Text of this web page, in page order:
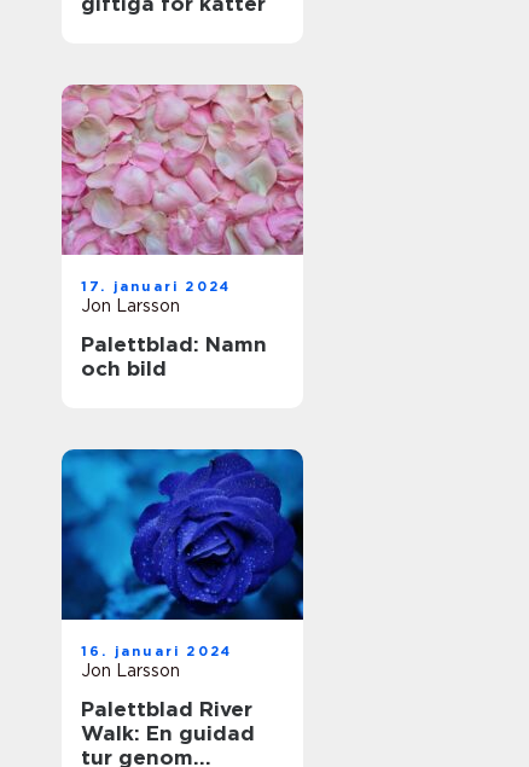
17. januari 2024
Jon Larsson
Palettblad: Namn
och bild
16. januari 2024
Jon Larsson
Palettblad River
Walk: En guidad
tur genom